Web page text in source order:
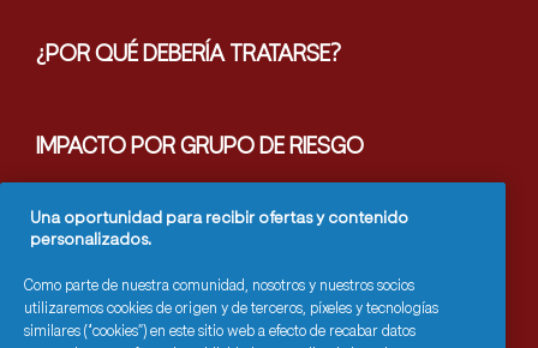
¿POR QUÉ DEBERÍA TRATARSE?
IMPACTO POR GRUPO DE RIESGO
HAZ EL ANEMITEST
ARTÍCULOS
Una oportunidad para recibir ofertas y contenido
personalizados.
Como parte de nuestra comunidad, nosotros y nuestros socios
utilizaremos cookies de origen y de terceros, píxeles y tecnologías
similares (“cookies”) en este sitio web a efecto de recabar datos